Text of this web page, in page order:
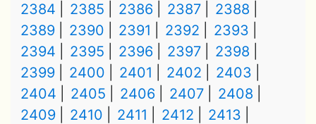
2384
2385 2386 2387
2388
2389
2390 2391 2392
2393
2394
2395 2396 2397
2398
2399
2400 2401 2402
2403
2404
2405 2406 2407
2408
2409
2410 2411 2412
2413